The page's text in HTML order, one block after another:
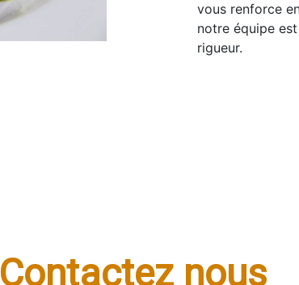
vous renforce
notre équipe
rigueur.
Contactez nous